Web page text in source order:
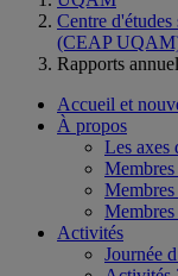
Centre
(CEAP
Rapports
Accueil et
À propos
Les axes
Membres
Membres
Membres
Activités
Journée